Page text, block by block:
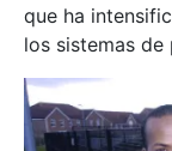
que ha
los sistemas de